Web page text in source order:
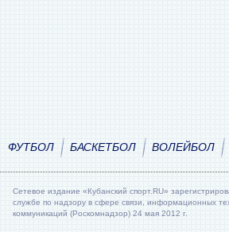
ФУТБОЛ БАСКЕТБОЛ ВОЛЕЙБОЛ
Сетевое издание «Кубанский спорт.RU»
службе по надзору в сфере связи, информационных
коммуникаций (Роскомнадзор) 24 мая 2012 г.